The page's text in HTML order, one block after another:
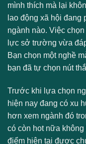
mình thích mà lại
lao động xã hội đang
ngành nào. Việc
lực sở trường vừa
Bạn chọn một nghề
bạn đã tự chọn nút
Trước khi lựa chọn
hiện nay đang có xu
hơn xem ngành đó
có còn hot nữa
điểm hiện tại được